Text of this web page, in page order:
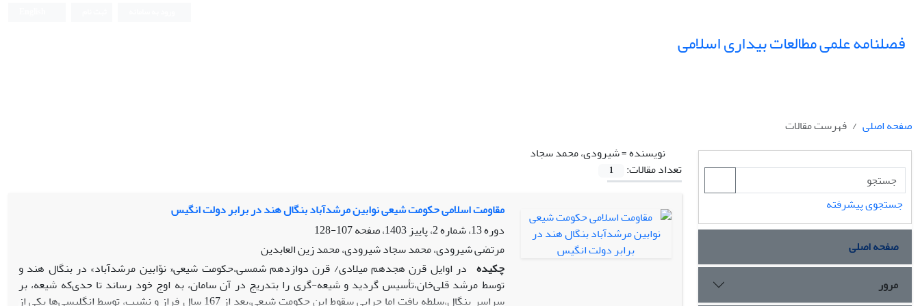
فصلنامه علمی مطالعات بیداری اسلامی
صفحه اصلی
فهرست مقالات
نویسنده =شیرودی، محمد سجاد
تعداد مقالات:
1
مقاومت اسلامی حکومت شیعی نوابین مرشدآباد بنگال هند در برابر دولت انگیس
دوره 13، شماره 2، پاییز 1403، صفحه
107-128
مرتضی شیرودی، محمد سجاد شیرودی، محمد زین العابدین
چکیده در اوایل قرن هجدهم میلادی/ قرن دوازدهم شمسی،حکومت شیعی« نوّابین مرشدآباد» در بنگال هند و
توسط مرشد قلی‌خان،تأسیس گردید و شیعه-گری را بتدریج در آن سامان، به اوج خود رساند تا حدی‌که شیعه، بر
سراسر بنگال،سلطه یافت اما چرایی سقوط این حکومت شیعی،بعد از 167 سال فراز و نشیب، توسط انگلیسی‌ها یکی از
جستجوی پیشرفته
صفحه اصلی
مرور